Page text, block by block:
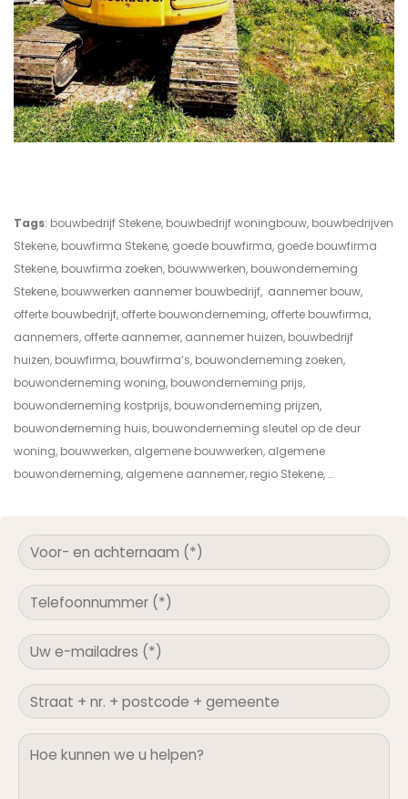
Tags: bouwbedrijf Stekene, bouwbedrijf woningbouw, bouwbedrijven
Stekene, bouwfirma Stekene, goede bouwfirma, goede bouwfirma
Stekene, bouwfirma zoeken, bouwwwerken, bouwonderneming
Stekene, bouwwerken aannemer bouwbedrijf, aannemer bouw,
offerte bouwbedrijf, offerte bouwonderneming, offerte bouwfirma,
aannemers, offerte aannemer, aannemer huizen, bouwbedrijf
huizen, bouwfirma, bouwfirma’s, bouwonderneming zoeken,
bouwonderneming woning, bouwonderneming prijs,
bouwonderneming kostprijs, bouwonderneming prijzen,
bouwonderneming huis, bouwonderneming sleutel op de deur
woning, bouwwerken, algemene bouwwerken, algemene
bouwonderneming, algemene aannemer, regio Stekene, …